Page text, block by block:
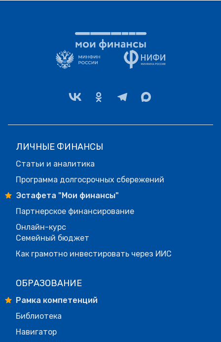
ЛИЧНЫЕ ФИНАНСЫ
Статьи и аналитика
Программа долгосрочных сбережений
Эстафета "Мои финансы"
Партнерское финансирование
Онлайн-курс
Семейный бюджет
Как грамотно инвестировать через ИИС
ОБРАЗОВАНИЕ
Рамка компетенций
Библиотека
Навигатор